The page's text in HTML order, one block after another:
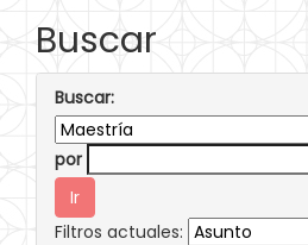
Buscar
Buscar:
por
Filtros actuales: